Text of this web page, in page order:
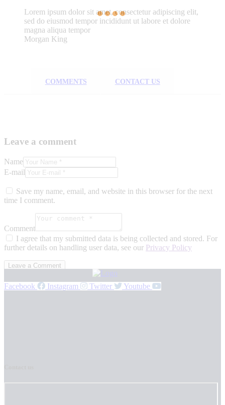
Lorem ipsum dolor sit amet, consectetur adipiscing elit,
sed do eiusmod tempor incididunt ut labore et dolore
magna aliqua tempor
Morgan King
COMMENTS CONTACT US
Leave a comment
Name
E-mail
Save my name, email, and website in this browser for the next
time I comment.
Comment
I agree that my submitted data is being collected and stored. For
further details on handling user data, see our Privacy Policy
Facebook Instagram Twitter Youtube